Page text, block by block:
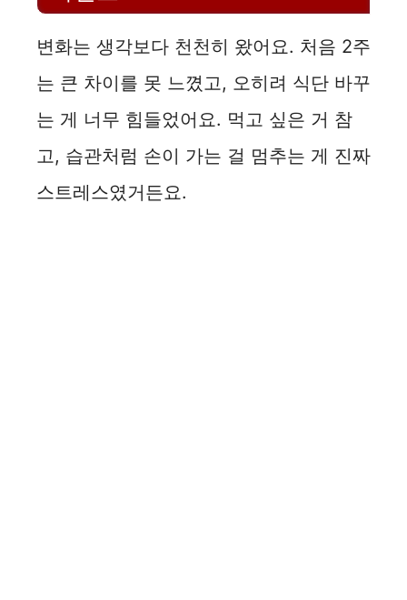
변화는 생각보다 천천히 왔어요. 처음 2주
는 큰 차이를 못 느꼈고, 오히려 식단 바꾸
는 게 너무 힘들었어요. 먹고 싶은 거 참
고, 습관처럼 손이 가는 걸 멈추는 게 진짜
스트레스였거든요.